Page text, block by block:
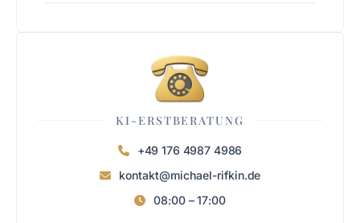
KI-ERSTBERATUNG
+49 176 4987 4986
kontakt@michael-rifkin.de
08:00 – 17:00